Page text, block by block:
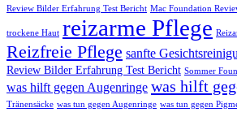
Review Bilder Erfahrung Test Bericht Mac Foundation
trockene Haut reizarme Pflege
Reizfreie Pflege sanfte
Review Bilder Erfahrung Test Bericht Sommer
was hilft gegen Augenringe was hilft
Tränensäcke was tun gegen Augenringe was tun gegen